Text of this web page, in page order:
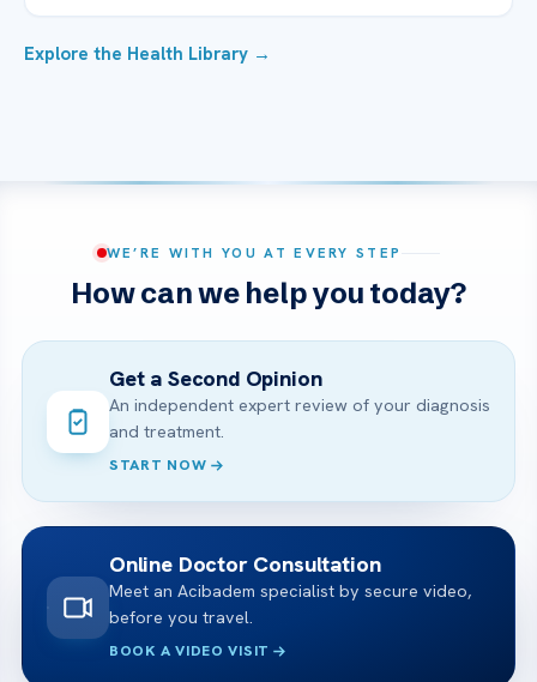
Explore the Health Library →
WE’RE WITH YOU AT EVERY STEP
How can we help you today?
Get a Second Opinion
An independent expert review of your diagnosis
and treatment.
START NOW
Online Doctor Consultation
Meet an Acibadem specialist by secure video,
before you travel.
BOOK A VIDEO VISIT